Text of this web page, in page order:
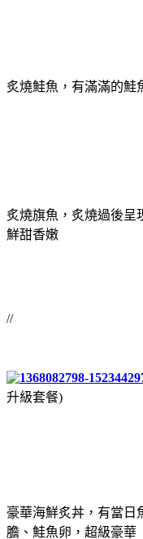
炙燒鮭魚，有滿滿的鮭
炙燒旗魚，炙燒過後呈
鮮甜香嫩
//
升級套餐)
豪華海鮮炙丼，有當日
膽、鮭魚卵，超級豪華